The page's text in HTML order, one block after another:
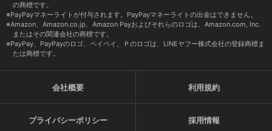
の商標です。
PayPayマネーライトが付与されます。PayPayマネーライトの出金はできません。
Amazon、Amazon.co.jp、Amazon Payおよびそれらのロゴは、Amazon.com, Inc.
またはその関連会社の商標です。
PayPay、PayPayのロゴ、ペイペイ、Ｐのロゴは、LINEヤフー株式会社の登録商標ま
たは商標です。
会社概要 利用規約
プライバシーポリシー 採用情報